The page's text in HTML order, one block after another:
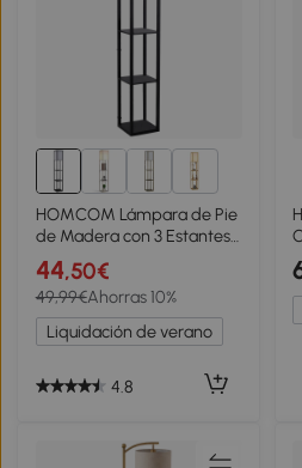
5+
HOMCOM Lámpara de Pie
de Madera con 3 Estantes
de Almacenaje para
Bombilla E27 Potencia Máx.
40W Lámpara Moderna
para Salón Dormitorio
26x26x160 cm Negro y
44,50€
49,99€Ahorras 10%
Liquidación de verano
4.8